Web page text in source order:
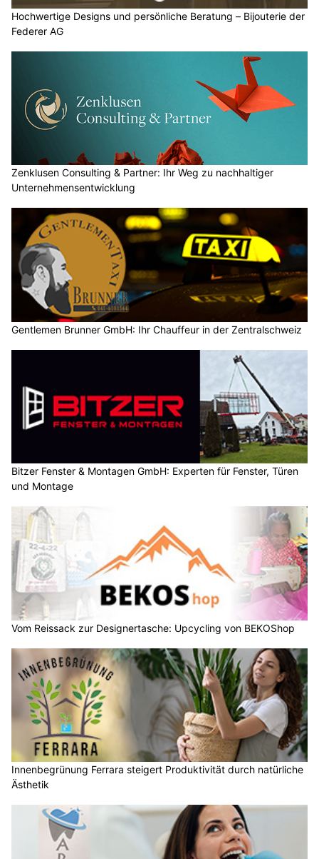
Hochwertige Designs und persönliche Beratung – Bijouterie der
Federer AG
Zenklusen Consulting & Partner: Ihr Weg zu nachhaltiger
Unternehmensentwicklung
Gentlemen Brunner GmbH: Ihr Chauffeur in der Zentralschweiz
Bitzer Fenster & Montagen GmbH: Experten für Fenster, Türen
und Montage
Vom Reissack zur Designertasche: Upcycling von BEKOShop
Innenbegrünung Ferrara steigert Produktivität durch natürliche
Ästhetik